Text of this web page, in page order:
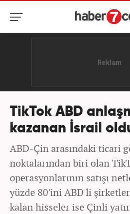
TikTok ABD
kazanan İsrail
ABD-Çin arasındaki ticari
noktalarından biri olan
operasyonlarının satışı
yüzde 80'ini ABD'li
kalan hisseler ise Çinli